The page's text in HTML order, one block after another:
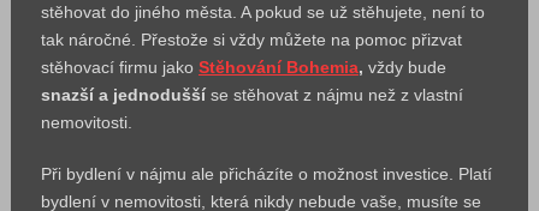
stěhovat do jiného města. A pokud se už stěhujete, není to
tak náročné. Přestože si vždy můžete na pomoc přizvat
stěhovací firmu jako Stěhování Bohemia, vždy bude
snazší a jednoduššíse stěhovat z nájmu než z vlastní
nemovitosti.
Při bydlení v nájmu ale přicházíte o možnost investice. Platí
bydlení v nemovitosti, která nikdy nebude vaše, musíte se